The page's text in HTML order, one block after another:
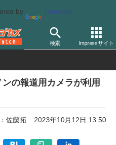
by Translate
検索 Impressサイト
の報道用カメラが利用
佐藤拓 2023年10月12日 13:50